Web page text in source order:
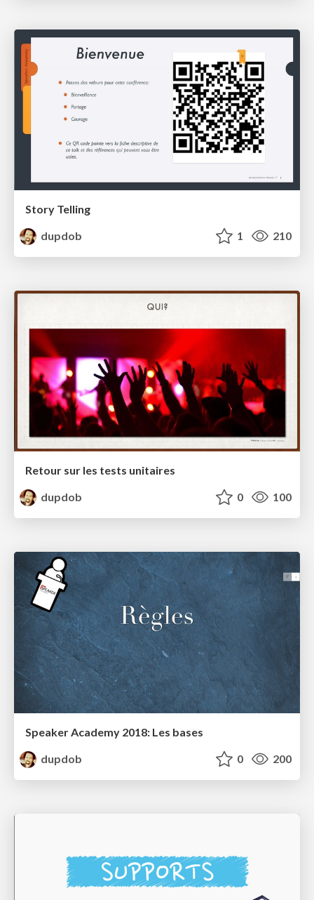
Story Telling
dupdob
1 210
Retour sur les tests unitaires
dupdob
0 100
Speaker Academy 2018: Les bases
dupdob
0 200